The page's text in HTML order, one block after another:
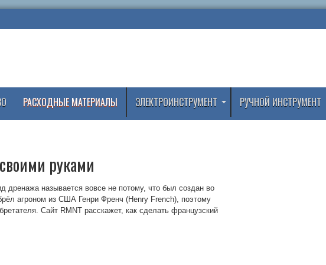
РАСХОДНЫЕ МАТЕРИАЛЫ ЭЛЕКТРОИНСТРУМЕНТ РУЧНОЙ ИНСТРУМЕНТ
руками
дренажа называется вовсе не потому, что был создан во
агроном из США Генри Френч (Henry French), поэтому
Сайт RMNT расскажет, как сделать французский